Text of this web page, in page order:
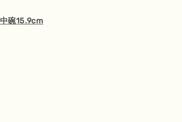
中碗15.9cm